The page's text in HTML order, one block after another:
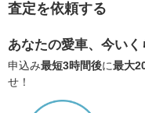
査定を依頼する
あなたの愛車、今いく
申込み最短3時間後に最大
せ！